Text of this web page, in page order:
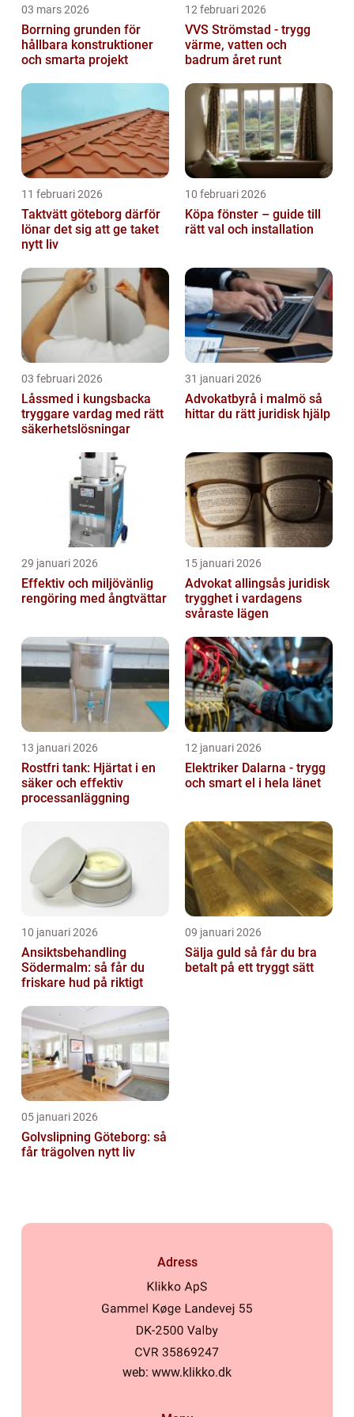
03 mars 2026
Borrning grunden för
hållbara konstruktioner
och smarta projekt
12 februari 2026
VVS Strömstad - trygg
värme, vatten och
badrum året runt
11 februari 2026
Taktvätt göteborg därför
lönar det sig att ge taket
nytt liv
10 februari 2026
Köpa fönster – guide till
rätt val och installation
03 februari 2026
Låssmed i kungsbacka
tryggare vardag med rätt
säkerhetslösningar
31 januari 2026
Advokatbyrå i malmö så
hittar du rätt juridisk hjälp
29 januari 2026
Effektiv och miljövänlig
rengöring med ångtvättar
15 januari 2026
Advokat allingsås juridisk
trygghet i vardagens
svåraste lägen
13 januari 2026
Rostfri tank: Hjärtat i en
säker och effektiv
processanläggning
12 januari 2026
Elektriker Dalarna - trygg
och smart el i hela länet
10 januari 2026
Ansiktsbehandling
Södermalm: så får du
friskare hud på riktigt
09 januari 2026
Sälja guld så får du bra
betalt på ett tryggt sätt
05 januari 2026
Golvslipning Göteborg: så
får trägolven nytt liv
Adress
web: www.klikko.dk